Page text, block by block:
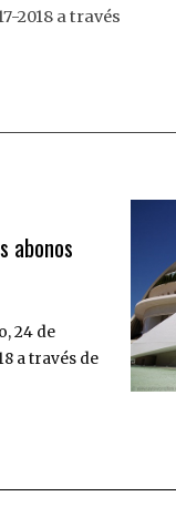
2018 a través
abonos
24 de
a través de